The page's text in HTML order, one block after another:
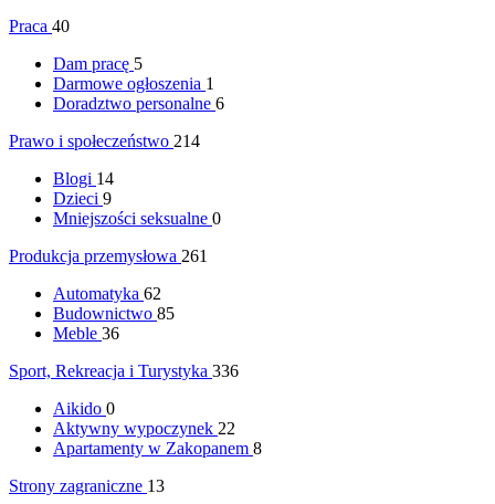
Praca 40
Dam pracę 5
Darmowe ogłoszenia 1
Doradztwo personalne 6
Prawo i społeczeństwo 214
Blogi 14
Dzieci 9
Mniejszości seksualne 0
Produkcja przemysłowa 261
Automatyka 62
Budownictwo 85
Meble 36
Sport, Rekreacja i Turystyka 336
Aikido 0
Aktywny wypoczynek 22
Apartamenty w Zakopanem 8
Strony zagraniczne 13